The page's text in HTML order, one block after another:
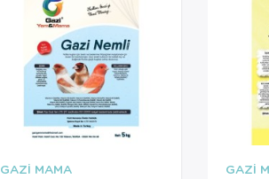
GAZİ MAMA GAZİ